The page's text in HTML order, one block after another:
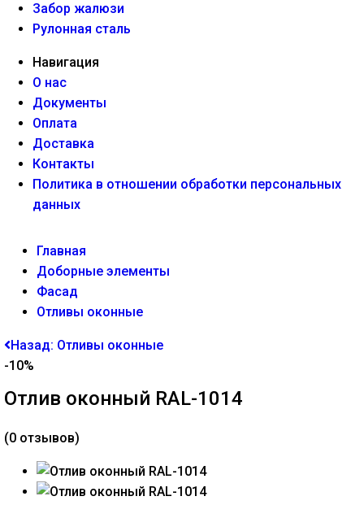
Забор жалюзи
Рулонная сталь
Навигация
О нас
Документы
Оплата
Доставка
Контакты
Политика в отношении обработки персональных
данных
Главная
Доборные элементы
Фасад
Отливы оконные
Назад: Отливы оконные
-10%
Отлив оконный RAL-1014
(0 отзывов)